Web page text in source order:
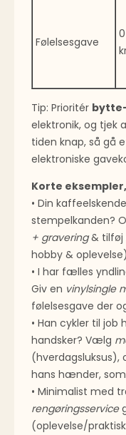
Følelsesgave
Tip: Prioritér
elektronik, og tjek
tiden knap, så gå
elektroniske
Korte
• Din
stempelkanden?
+ gravering& tilføj
hobby &
• I har fælles
Giv en vinylsingle
følelsesgave der
• Han cykler til
handsker? Vælg
hans hænder,
• Minimalist med
rengørings­service
(oplevelse/